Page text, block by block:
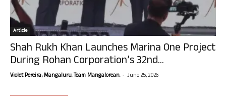
Article
Shah Rukh Khan Launches Marina One Project
During Rohan Corporation’s 32nd...
Violet Pereira, Mangaluru. Team Mangalorean. - June 25, 2026